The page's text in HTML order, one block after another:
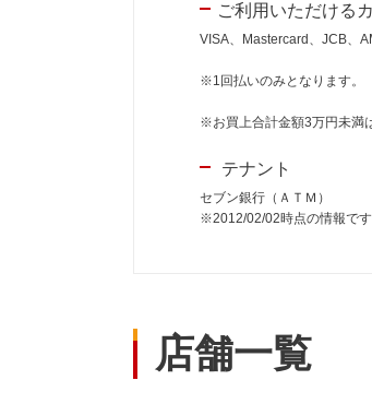
ご利用いただける
VISA、Mastercard、JCB、
※1回払いのみとなります。
※お買上合計金額3万円未満
テナント
セブン銀行（ＡＴＭ）
※2012/02/02時点の情報です
店舗一覧